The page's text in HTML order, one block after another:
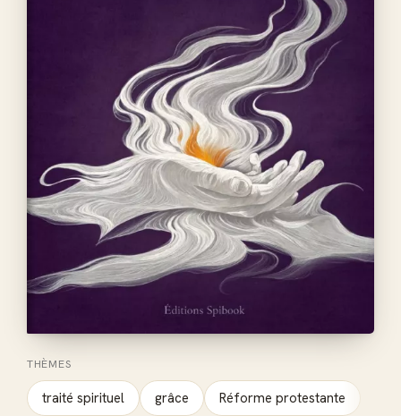
THÈMES
traité spirituel grâce Réforme protestante